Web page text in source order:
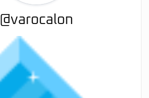
@varocalon